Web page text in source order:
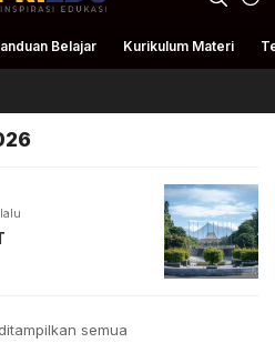
Edukasi
Belajar Kurikulum Materi
semua